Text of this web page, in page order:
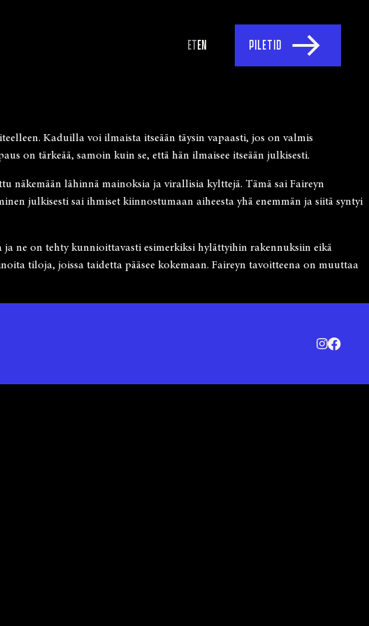
ETEN PILETID
Kaduilla voi ilmaista itseään täysin vapaasti, jos on valmis
on tärkeää, samoin kuin se, että hän ilmaisee itseään julkisesti.
näkemään lähinnä mainoksia ja virallisia kylttejä. Tämä sai Faireyn
julkisesti sai ihmiset kiinnostumaan aiheesta yhä enemmän ja siitä syntyi
ne on tehty kunnioittavasti esimerkiksi hylättyihin rakennuksiin eikä
tiloja, joissa taidetta pääsee kokemaan. Faireyn tavoitteena on muuttaa